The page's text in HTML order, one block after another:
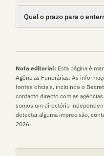
Qual o prazo para o
Nota editorial: Esta página é
Agências Funerárias. As
fontes oficiais, incluindo o
contacto directo com as
somos um directório
detectar alguma imprecisão,
2026.